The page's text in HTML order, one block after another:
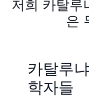
저희 카탈루
은
카탈루
학자들